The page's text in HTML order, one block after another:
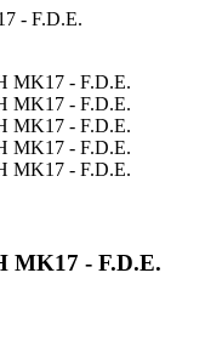
MK17 - F.D.E.